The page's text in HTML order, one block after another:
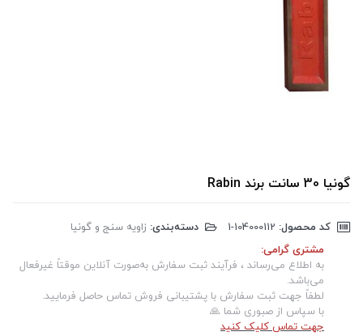
گونیا 30 سانت برند Rabin
کد محصول: دسته‌بندی: زاویه سنج و گونیا
مشتری گرامی:
به اطلاع می‌رساند ، فرآیند ثبت سفارش به‌صورت آنلاین موقتاً غیرفعال
می‌باشد.
لطفاً جهت ثبت سفارش با پشتیبانی فروش تماس حاصل فرمایید.
با سپاس از صبوری شما 🙏
جهت تماس کلیک کنید